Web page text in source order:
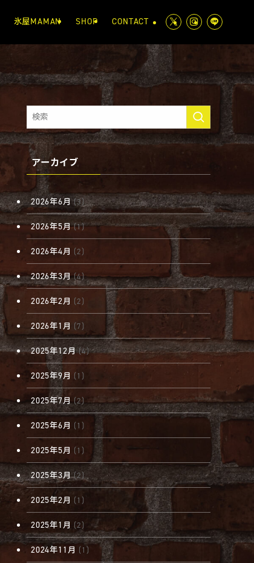
氷屋MAMAN SHOP CONTACT
アーカイブ
2026年6月 (3)
2026年5月(1)
2026年4月 (2)
2026年3月(4)
2026年2月 (2)
2026年1月 (7)
2025年12月(4)
2025年9月 (1)
2025年7月 (2)
2025年6月 (1)
2025年5月 (1)
2025年3月(2)
2025年2月 (1)
2025年1月 (2)
2024年11月 (1)